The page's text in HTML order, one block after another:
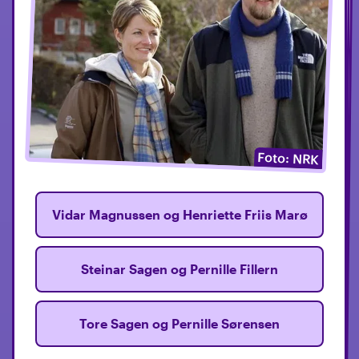
Foto: NRK
Vidar Magnussen og Henriette Friis Marø
Steinar Sagen og Pernille Fillern
Tore Sagen og Pernille Sørensen
Foto: NRK
Frisør
Kokk
Bussjåfør
Foto: NRK
Sopperud
Klapperud
Kopperud